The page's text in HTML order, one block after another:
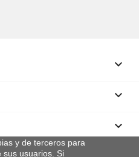



y de terceros para
sus usuarios. Si